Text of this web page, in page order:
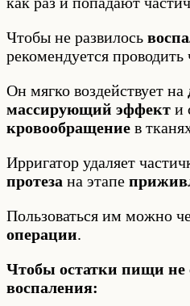
Чтобы не развилось
рекомендуется проводить
Он мягко воздействует на
массирующий эффект и
кровообращение в
Ирригатор удаляет
протеза на этапе
Пользоваться им можно
операции.
Чтобы остатки пищи не
воспаления: